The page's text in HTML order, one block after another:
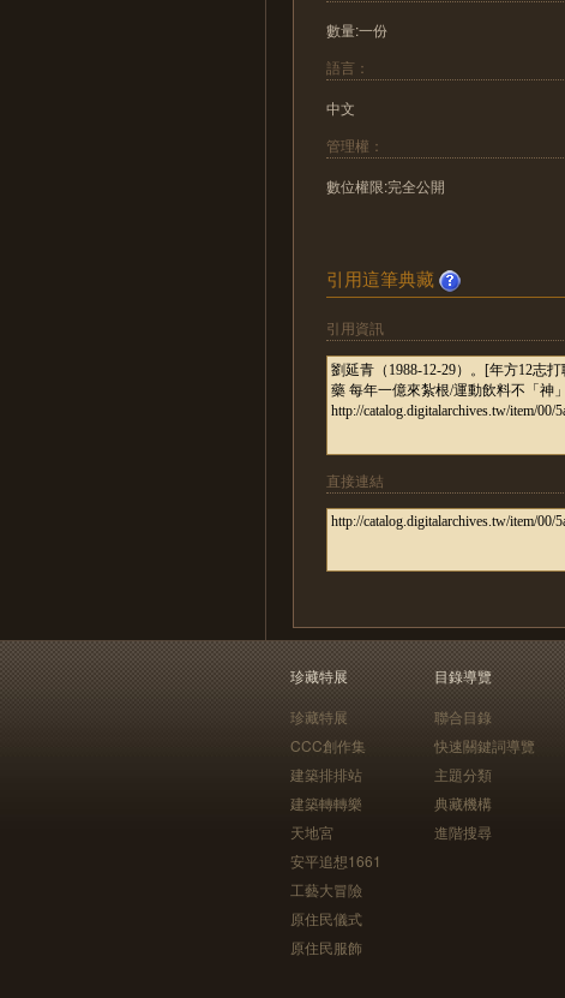
數量:一份
語言：
中文
管理權：
數位權限:完全公開
引用這筆典藏
引用資訊
直接連結
珍藏特展
珍藏特展
CCC創作集
建築排排站
建築轉轉樂
天地宮
安平追想1661
工藝大冒險
原住民儀式
原住民服飾
目錄導覽
聯合目錄
快速關鍵詞導覽
主題分類
典藏機構
進階搜尋